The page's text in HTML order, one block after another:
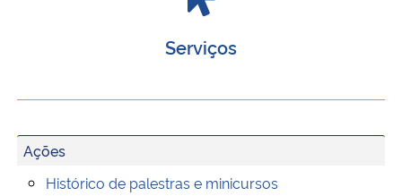
Serviços
Ações
Histórico de palestras e minicursos